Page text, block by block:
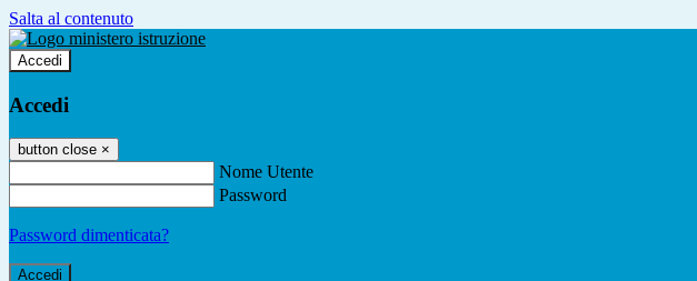
Salta al contenuto
Accedi
Accedi
button close ×
Nome Utente
Password
Password dimenticata?